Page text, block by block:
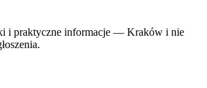
i praktyczne informacje — Kraków i nie